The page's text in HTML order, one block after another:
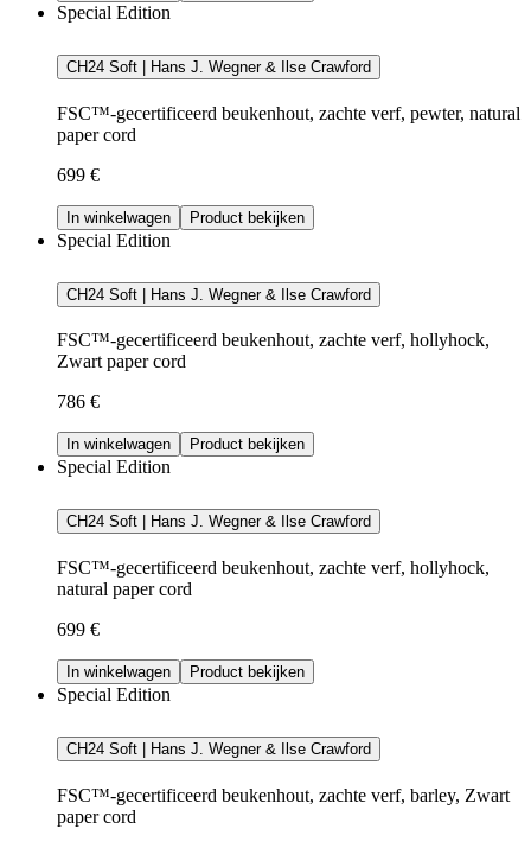
Special Edition
CH24 Soft | Hans J. Wegner & Ilse Crawford
FSC™-gecertificeerd beukenhout, zachte verf, pewter, natural
paper cord
699 €
In winkelwagen Product bekijken
Special Edition
CH24 Soft | Hans J. Wegner & Ilse Crawford
FSC™-gecertificeerd beukenhout, zachte verf, hollyhock,
Zwart paper cord
786 €
In winkelwagen Product bekijken
Special Edition
CH24 Soft | Hans J. Wegner & Ilse Crawford
FSC™-gecertificeerd beukenhout, zachte verf, hollyhock,
natural paper cord
699 €
In winkelwagen Product bekijken
Special Edition
CH24 Soft | Hans J. Wegner & Ilse Crawford
FSC™-gecertificeerd beukenhout, zachte verf, barley, Zwart
paper cord